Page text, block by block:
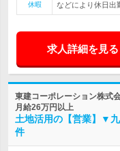
休暇
などにより休日出
求人詳細を見る
東建コーポレーション株式
月給26万円以上
土地活用の【営業】▼
件